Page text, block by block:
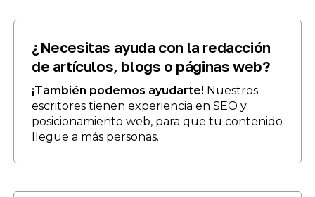
¿Necesitas ayuda con la redacción
de artículos, blogs o páginas web?
¡También podemos ayudarte! Nuestros
escritores tienen experiencia en SEO y
posicionamiento web, para que tu contenido
llegue a más personas.